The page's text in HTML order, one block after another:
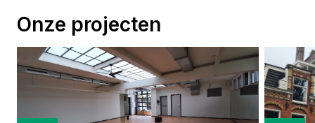
Onze projecten